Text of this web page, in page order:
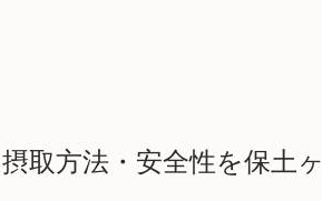
取方法・安全性を保土ヶ